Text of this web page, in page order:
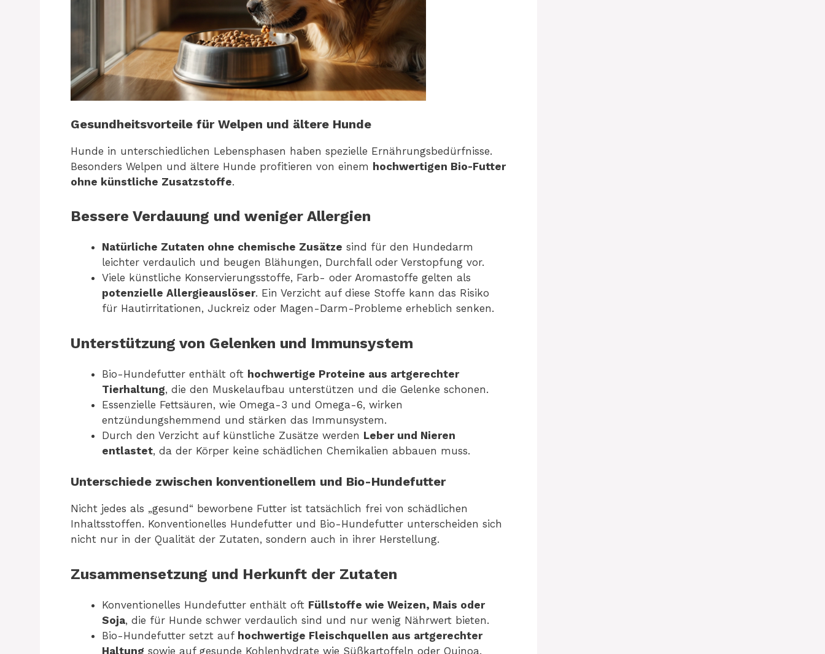
Gesundheitsvorteile für Welpen und ältere Hunde
Hunde in unterschiedlichen Lebensphasen haben spezielle Ernährungsbedürfnisse.
Besonders Welpen und ältere Hunde profitieren von einem hochwertigen Bio-Futter
ohne künstliche Zusatzstoffe.
Bessere Verdauung und weniger Allergien
Natürliche Zutaten ohne chemische Zusätze sind für den Hundedarm
leichter verdaulich und beugen Blähungen, Durchfall oder Verstopfung vor.
Viele künstliche Konservierungsstoffe, Farb- oder Aromastoffe gelten als
potenzielle Allergieauslöser. Ein Verzicht auf diese Stoffe kann das Risiko
für Hautirritationen, Juckreiz oder Magen-Darm-Probleme erheblich senken.
Unterstützung von Gelenken und Immunsystem
Bio-Hundefutter enthält oft hochwertige Proteine aus artgerechter
Tierhaltung, die den Muskelaufbau unterstützen und die Gelenke schonen.
Essenzielle Fettsäuren, wie Omega-3 und Omega-6, wirken
entzündungshemmend und stärken das Immunsystem.
Durch den Verzicht auf künstliche Zusätze werden Leber und Nieren
entlastet, da der Körper keine schädlichen Chemikalien abbauen muss.
Unterschiede zwischen konventionellem und Bio-Hundefutter
Nicht jedes als „gesund“ beworbene Futter ist tatsächlich frei von schädlichen
Inhaltsstoffen. Konventionelles Hundefutter und Bio-Hundefutter unterscheiden sich
nicht nur in der Qualität der Zutaten, sondern auch in ihrer Herstellung.
Zusammensetzung und Herkunft der Zutaten
Konventionelles Hundefutter enthält oft Füllstoffe wie Weizen, Mais oder
Soja, die für Hunde schwer verdaulich sind und nur wenig Nährwert bieten.
Bio-Hundefutter setzt auf hochwertige Fleischquellen aus artgerechter
Haltung sowie auf gesunde Kohlenhydrate wie Süßkartoffeln oder Quinoa.